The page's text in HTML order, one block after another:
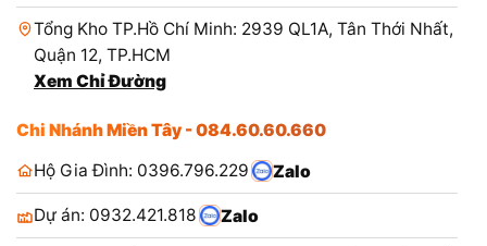
Tổng Kho TP.Hồ Chí Minh: 2939 QL1A, Tân Thới Nhất,
Quận 12, TP.HCM
Xem Chỉ Đường
Chi Nhánh Miền Tây - 084.60.60.660
Hộ Gia Đình: 0396.796.229
Zalo
Dự án: 0932.421.818 Zalo